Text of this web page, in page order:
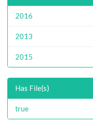
2016
2013
2015
Has File(s)
true